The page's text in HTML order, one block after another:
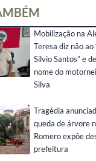
Mobilização na
Teresa diz não ao
Silvio Santos” e
nome do
Silva
Tragédia
queda de árvore
Romero expõe
prefeitura